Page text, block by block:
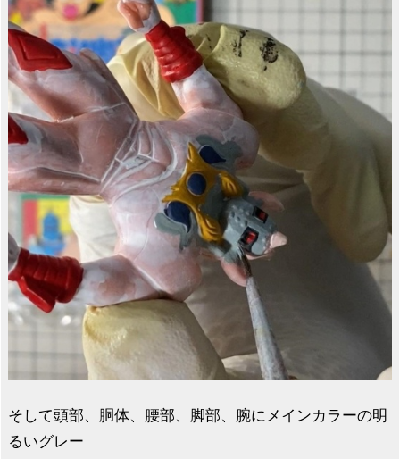
そして頭部、胴体、腰部、脚部、腕にメインカラーの明
るいグレー